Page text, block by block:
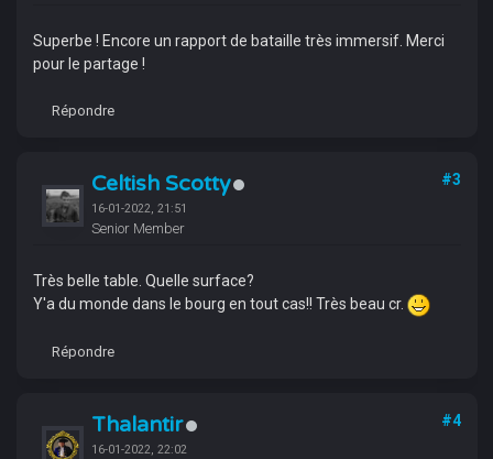
Superbe ! Encore un rapport de bataille très immersif. Merci
pour le partage !
Répondre
Celtish Scotty
16-01-2022, 21:51
Senior Member
#3
Très belle table. Quelle surface?
Y'a du monde dans le bourg en tout cas!! Très beau cr.
Répondre
Thalantir
16-01-2022, 22:02
#4